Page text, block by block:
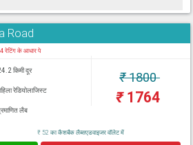
Road
4 रेटिंग के आधार पे
किमी दूर
रेडियोलाजिस्ट
लैब
₹1800
₹1764
₹ 52 का कैशबैक लैब्सएडवाइजर वॉलेट में